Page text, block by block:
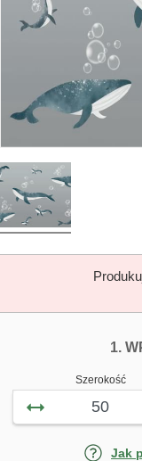
1.
Szerokość
Jak